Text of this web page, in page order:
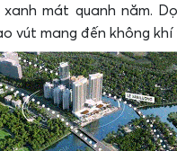
mát quanh năm.
vút mang đến không khí